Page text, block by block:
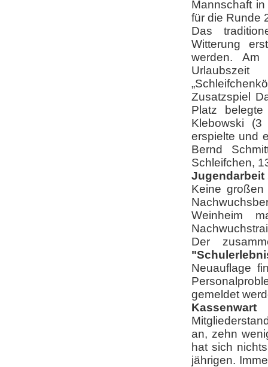
Mannschaft
für die Runde
Das
Witterung
werden. Am
Zusatzspiel
Platz
Klebowski
erspielte und
Bernd
Schleifchen,
Keine großen
Weinheim
Der
Neuauflage
gemeldet
Kassenwart
an, zehn
hat sich
jährigen.